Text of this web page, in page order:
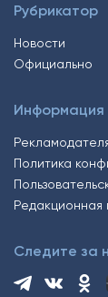
Рубрикатор
Новости
Официально
Информация
Политика
Редакционная
Следите за